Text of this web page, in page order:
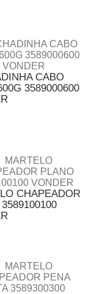
CABO
3589000600
CHAPEADOR